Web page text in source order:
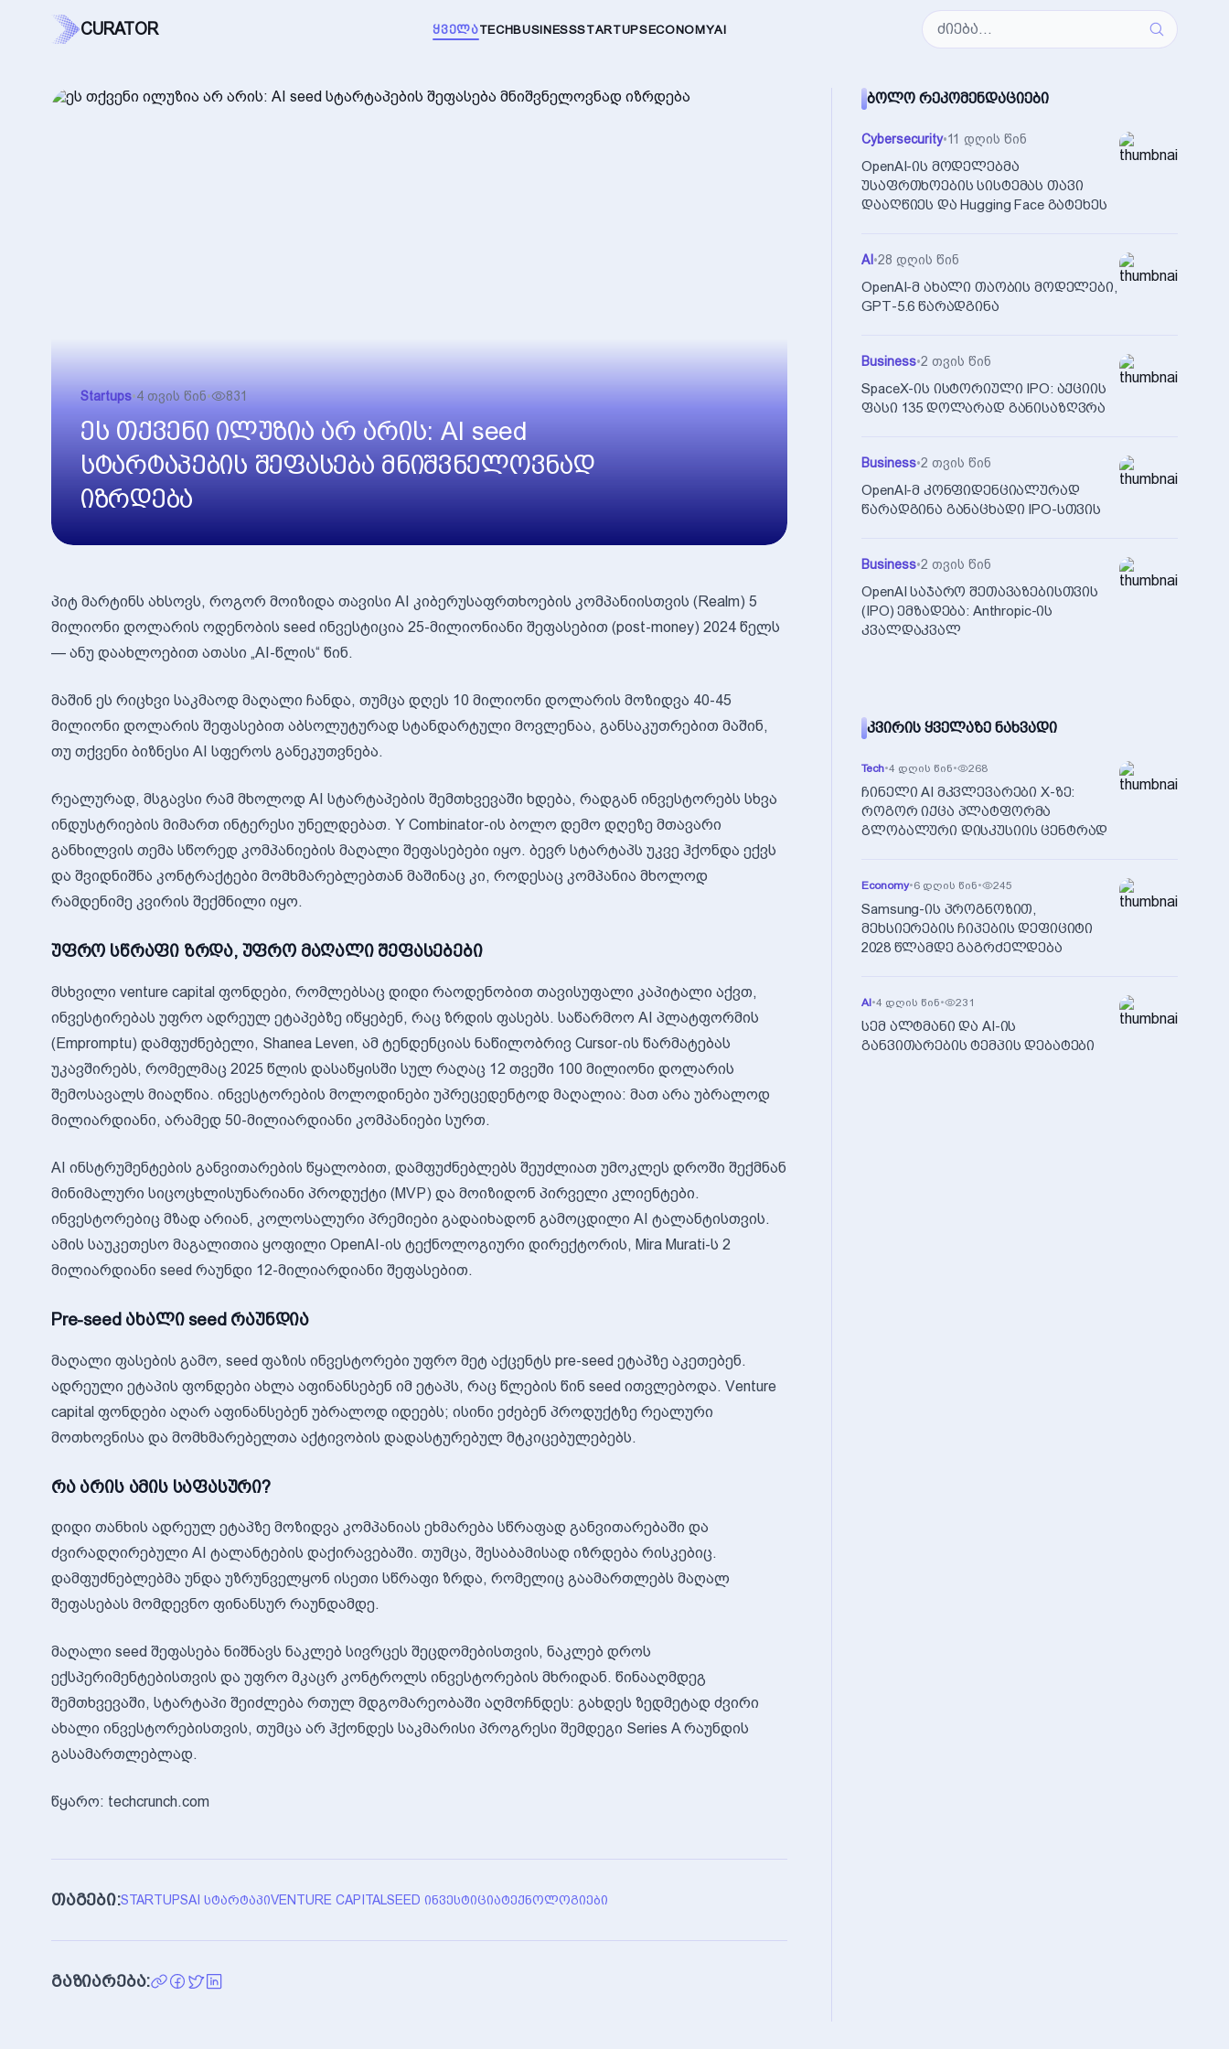
CURATOR ᲧᲕᲔᲚᲐTECHBUSINESSSTARTUPSECONOMYAI
Startups•4 თვის წინ• 831
ეს თქვენი ილუზია არ არის: AI seed
სტარტაპების შეფასება მნიშვნელოვნად
იზრდება
პიტ მარტინს ახსოვს, როგორ მოიზიდა თავისი AI კიბერუსაფრთხოების კომპანიისთვის (Realm) 5
მილიონი დოლარის ოდენობის seed ინვესტიცია 25-მილიონიანი შეფასებით (post-money) 2024 წელს
— ანუ დაახლოებით ათასი „AI-წლის“ წინ.
მაშინ ეს რიცხვი საკმაოდ მაღალი ჩანდა, თუმცა დღეს 10 მილიონი დოლარის მოზიდვა 40-45
მილიონი დოლარის შეფასებით აბსოლუტურად სტანდარტული მოვლენაა, განსაკუთრებით მაშინ,
თუ თქვენი ბიზნესი AI სფეროს განეკუთვნება.
რეალურად, მსგავსი რამ მხოლოდ AI სტარტაპების შემთხვევაში ხდება, რადგან ინვესტორებს სხვა
ინდუსტრიების მიმართ ინტერესი უნელდებათ. Y Combinator-ის ბოლო დემო დღეზე მთავარი
განხილვის თემა სწორედ კომპანიების მაღალი შეფასებები იყო. ბევრ სტარტაპს უკვე ჰქონდა ექვს
და შვიდნიშნა კონტრაქტები მომხმარებლებთან მაშინაც კი, როდესაც კომპანია მხოლოდ
რამდენიმე კვირის შექმნილი იყო.
უფრო სწრაფი ზრდა, უფრო მაღალი შეფასებები
მსხვილი venture capital ფონდები, რომლებსაც დიდი რაოდენობით თავისუფალი კაპიტალი აქვთ,
ინვესტირებას უფრო ადრეულ ეტაპებზე იწყებენ, რაც ზრდის ფასებს. საწარმოო AI პლატფორმის
(Empromptu) დამფუძნებელი, Shanea Leven, ამ ტენდენციას ნაწილობრივ Cursor-ის წარმატებას
უკავშირებს, რომელმაც 2025 წლის დასაწყისში სულ რაღაც 12 თვეში 100 მილიონი დოლარის
შემოსავალს მიაღწია. ინვესტორების მოლოდინები უპრეცედენტოდ მაღალია: მათ არა უბრალოდ
მილიარდიანი, არამედ 50-მილიარდიანი კომპანიები სურთ.
AI ინსტრუმენტების განვითარების წყალობით, დამფუძნებლებს შეუძლიათ უმოკლეს დროში შექმნან
მინიმალური სიცოცხლისუნარიანი პროდუქტი (MVP) და მოიზიდონ პირველი კლიენტები.
ინვესტორებიც მზად არიან, კოლოსალური პრემიები გადაიხადონ გამოცდილი AI ტალანტისთვის.
ამის საუკეთესო მაგალითია ყოფილი OpenAI-ის ტექნოლოგიური დირექტორის, Mira Murati-ს 2
მილიარდიანი seed რაუნდი 12-მილიარდიანი შეფასებით.
Pre-seed ახალი seed რაუნდია
მაღალი ფასების გამო, seed ფაზის ინვესტორები უფრო მეტ აქცენტს pre-seed ეტაპზე აკეთებენ.
ადრეული ეტაპის ფონდები ახლა აფინანსებენ იმ ეტაპს, რაც წლების წინ seed ითვლებოდა. Venture
capital ფონდები აღარ აფინანსებენ უბრალოდ იდეებს; ისინი ეძებენ პროდუქტზე რეალური
მოთხოვნისა და მომხმარებელთა აქტივობის დადასტურებულ მტკიცებულებებს.
რა არის ამის საფასური?
დიდი თანხის ადრეულ ეტაპზე მოზიდვა კომპანიას ეხმარება სწრაფად განვითარებაში და
ძვირადღირებული AI ტალანტების დაქირავებაში. თუმცა, შესაბამისად იზრდება რისკებიც.
დამფუძნებლებმა უნდა უზრუნველყონ ისეთი სწრაფი ზრდა, რომელიც გაამართლებს მაღალ
შეფასებას მომდევნო ფინანსურ რაუნდამდე.
მაღალი seed შეფასება ნიშნავს ნაკლებ სივრცეს შეცდომებისთვის, ნაკლებ დროს
ექსპერიმენტებისთვის და უფრო მკაცრ კონტროლს ინვესტორების მხრიდან. წინააღმდეგ
შემთხვევაში, სტარტაპი შეიძლება რთულ მდგომარეობაში აღმოჩნდეს: გახდეს ზედმეტად ძვირი
ახალი ინვესტორებისთვის, თუმცა არ ჰქონდეს საკმარისი პროგრესი შემდეგი Series A რაუნდის
გასამართლებლად.
წყარო: techcrunch.com
თაგები:STARTUPSAI ᲡᲢᲐᲠᲢᲐᲞᲘVENTURE CAPITALSEED ᲘᲜᲕᲔᲡᲢᲘᲪᲘᲐᲢᲔᲥᲜᲝᲚᲝᲒᲘᲔᲑᲘ
გაზიარება:
ᲑᲝᲚᲝ ᲠᲔᲙᲝᲛᲔᲜᲓᲐᲪᲘᲔᲑᲘ
Cybersecurity•11 დღის წინ
OpenAI-ის მოდელებმა
უსაფრთხოების სისტემას თავი
დააღწიეს და Hugging Face გატეხეს
AI •28 დღის წინ
OpenAI-მ ახალი თაობის მოდელები,
GPT-5.6 წარადგინა
Business•2 თვის წინ
SpaceX-ის ისტორიული IPO: აქციის
ფასი 135 დოლარად განისაზღვრა
Business•2 თვის წინ
OpenAI-მ კონფიდენციალურად
წარადგინა განაცხადი IPO-სთვის
Business•2 თვის წინ
OpenAI საჯარო შეთავაზებისთვის
(IPO) ემზადება: Anthropic-ის
კვალდაკვალ
ᲙᲕᲘᲠᲘᲡ ᲧᲕᲔᲚᲐᲖᲔ ᲜᲐᲮᲕᲐᲓᲘ
Tech•4 დღის წინ• 268
ჩინელი AI მკვლევარები X-ზე:
როგორ იქცა პლატფორმა
გლობალური დისკუსიის ცენტრად
Economy•6 დღის წინ• 245
Samsung-ის პროგნოზით,
მეხსიერების ჩიპების დეფიციტი
2028 წლამდე გაგრძელდება
AI•4 დღის წინ• 231
სემ ალტმანი და AI-ის
განვითარების ტემპის დებატები